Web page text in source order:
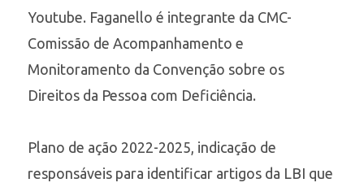
Youtube. Faganello é integrante da CMC-
Comissão de Acompanhamento e
Monitoramento da Convenção sobre os
Direitos da Pessoa com Deficiência.
Plano de ação 2022-2025, indicação de
responsáveis para identificar artigos da LBI que